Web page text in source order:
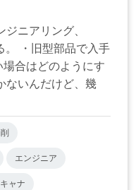
ニアリング、
。 ・旧型部品で入手
合はどのようにす
ないんだけど、幾
エンジニア
ャナ